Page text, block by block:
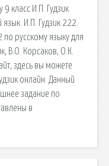
класс И.П. Гудзик
И.П. Гудзик 222.
русскому языку для
В.О. Корсаков, О.К.
здесь вы можете
онлайн. Данный
задание по
в